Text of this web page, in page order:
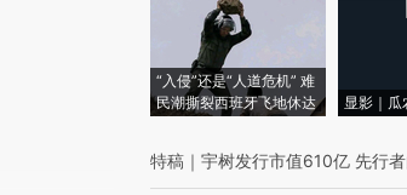
“入侵”还是“人道危机” 难
民潮撕裂西班牙飞地休达
显影｜瓜
特稿 ｜ 宇树发行市值610亿 先行